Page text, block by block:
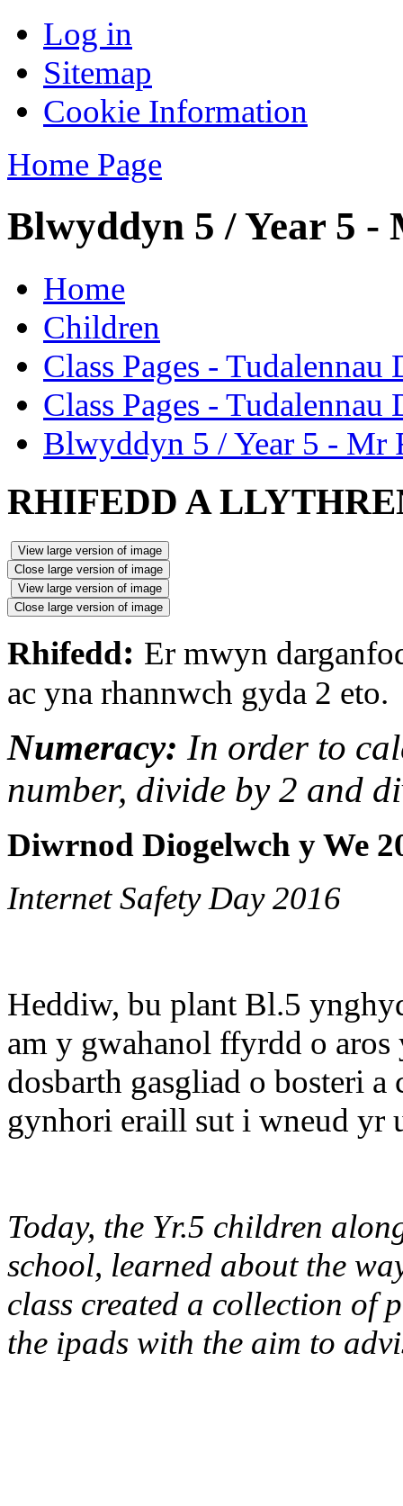
Log in
Sitemap
Cookie Information
Home Page
Blwyddyn 5 / Year 5 -
Home
Children
Class Pages - Tudalennau
Class Pages -
Blwyddyn 5 / Year 5 - Mr
RHIFEDD A
View large version of image
Close large version of image
View large version of image
Close large version of image
Rhifedd: Er mwyn
ac yna rhannwch gyda 2 eto.
Numeracy: In order to
number, divide by 2 and
Diwrnod Diogelwch y We
Internet Safety Day 2016
Heddiw, bu plant Bl.5
am y gwahanol ffyrdd o
dosbarth gasgliad o bosteri
gynhori eraill sut i wneud yr
Today, the Yr.5 children
school, learned about the
class created a collection of
the ipads with the aim to